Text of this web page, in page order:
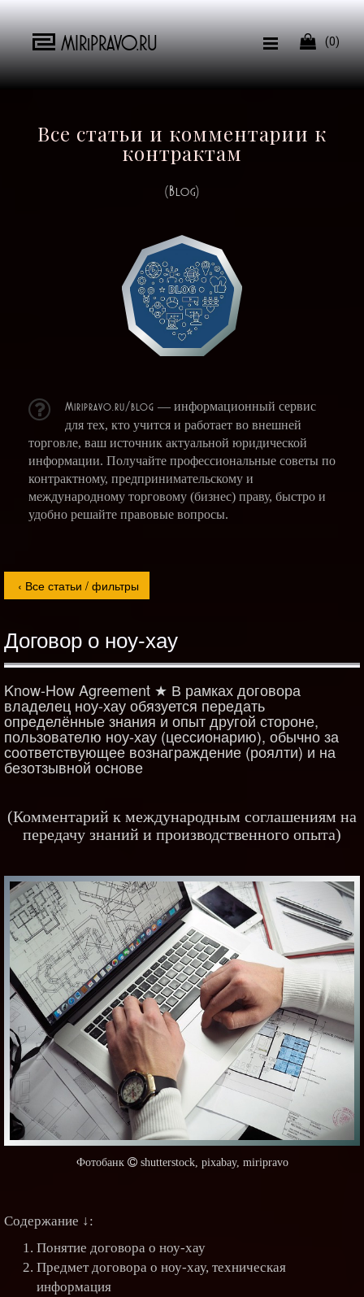
MIRiPRAVO.RU  (0)
Все статьи и комментарии к
контрактам
(Blog)
Miripravo.ru/blog — информационный сервис
для тех, кто учится и работает во внешней
торговле, ваш источник актуальной юридической
информации. Получайте профессиональные советы по
контрактному, предпринимательскому и
международному торговому (бизнес) праву, быстро и
удобно решайте правовые вопросы.
Договор о ноу-хау
Know-How Agreement ★ В рамках договора
владелец ноу-хау обязуется передать
определённые знания и опыт другой стороне,
пользователю ноу-хау (цессионарию), обычно за
соответствующее вознаграждение (роялти) и на
безотзывной основе
(Комментарий к международным соглашениям на
передачу знаний и производственного опыта)
Содержание ↓:
Понятие договора о ноу-хау
Предмет договора о ноу-хау, техническая
информация